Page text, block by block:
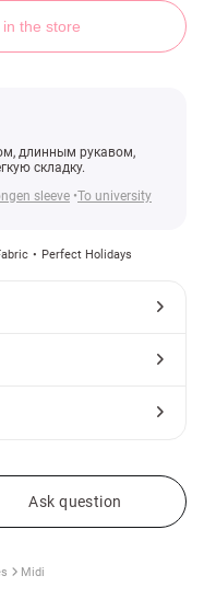
the store
длинным рукавом,
складку.
sleeve To university
Perfect Holidays
Ask question
Midi